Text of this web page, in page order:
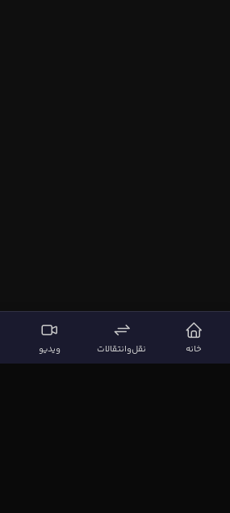
خانه نقل‌وانتقالات ویدیو